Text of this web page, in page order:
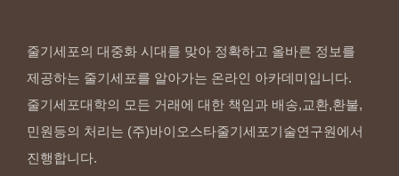
줄기세포의 대중화 시대를 맞아 정확하고 올바른 정보를
제공하는 줄기세포를 알아가는 온라인 아카데미입니다.
줄기세포대학의 모든 거래에 대한 책임과 배송,교환,환불,
민원등의 처리는 (주)바이오스타줄기세포기술연구원에서
진행합니다.